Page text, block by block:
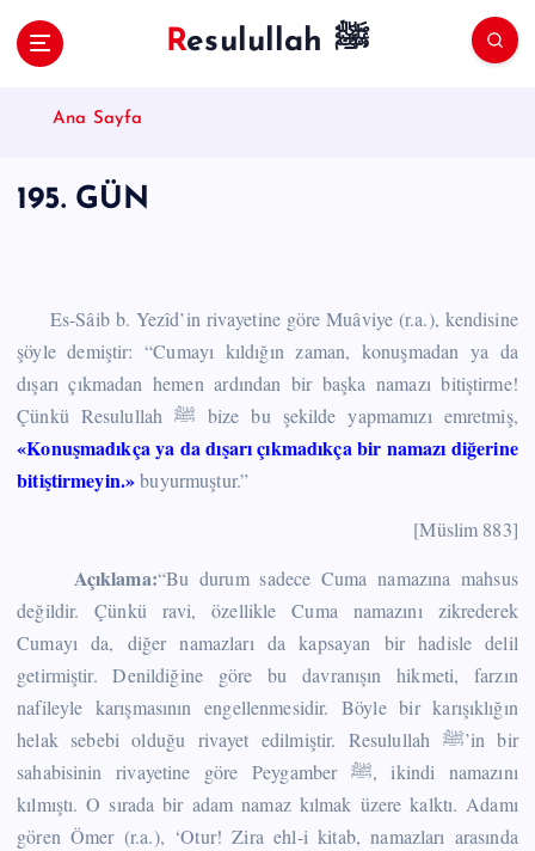
Resulullah ﷺ
Ana Sayfa
195. GÜN
Es-Sâib b. Yezîd’in rivayetine göre Muâviye (r.a.), kendisine
şöyle demiştir: “Cumayı kıldığın zaman, konuşmadan ya da
dışarı çıkmadan hemen ardından bir başka namazı bitiştirme!
Çünkü Resulullah ﷺ bize bu şekilde yapmamızı emretmiş,
«Konuşmadıkça ya da dışarı çıkmadıkça bir namazı diğerine
bitiştirmeyin.»buyurmuştur.”
[Müslim 883]
Açıklama:“Bu durum sadece Cuma namazına mahsus
değildir. Çünkü ravi, özellikle Cuma namazını zikrederek
Cumayı da, diğer namazları da kapsayan bir hadisle delil
getirmiştir. Denildiğine göre bu davranışın hikmeti, farzın
nafileyle karışmasının engellenmesidir. Böyle bir karışıklığın
helak sebebi olduğu rivayet edilmiştir. Resulullah ﷺ’in bir
sahabisinin rivayetine göre Peygamber ﷺ, ikindi namazını
kılmıştı. O sırada bir adam namaz kılmak üzere kalktı. Adamı
gören Ömer (r.a.), ‘Otur! Zira ehl-i kitab, namazları arasında